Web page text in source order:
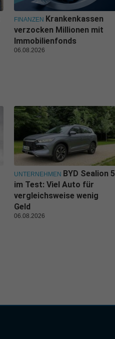
FINANZEN Krankenkassen
verzocken Millionen mit
Immobilienfonds
06.08.2026
UNTERNEHMEN BYD Sealion 5
im Test: Viel Auto für
vergleichsweise wenig
Geld
06.08.2026